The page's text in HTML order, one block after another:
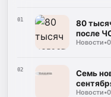
01
80
после
Новости•
02
Семь
Новости•